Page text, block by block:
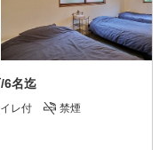
ス
果も
6名迄
レ付 禁煙